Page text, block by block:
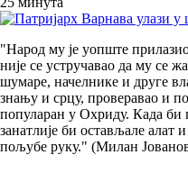
"Народ му је уопште
није се устручавао да му се
шумаре, начелнике и друге
знању и срцу, проверавао и
популаран у Охриду. Када
занатлије би остављале алат
пољубе руку." (Милан